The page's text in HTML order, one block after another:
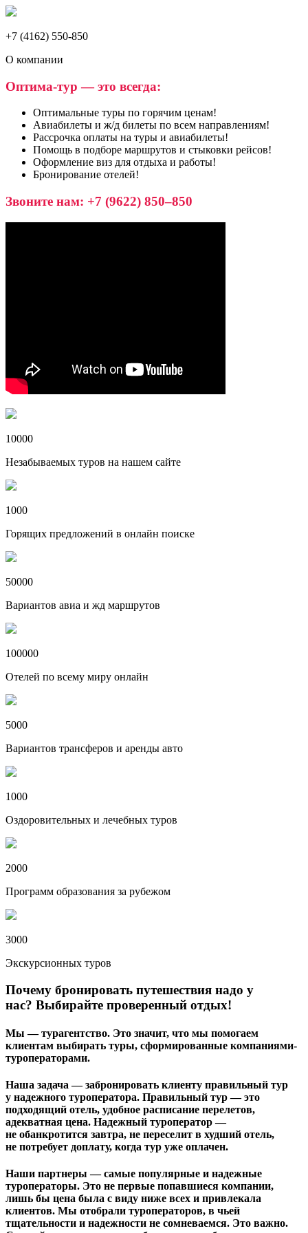
+7 (4162) 550-850
О компании
Оптима-тур — это всегда:
Оптимальные туры по горячим ценам!
Авиабилеты и ж/д билеты по всем направлениям!
Рассрочка оплаты на туры и авиабилеты!
Помощь в подборе маршрутов и стыковки рейсов!
Оформление виз для отдыха и работы!
Бронирование отелей!
Звоните нам: +7 (9622) 850–850
10000
Незабываемых туров на нашем сайте
1000
Горящих предложений в онлайн поиске
50000
Вариантов авиа и жд маршрутов
100000
Отелей по всему миру онлайн
5000
Вариантов трансферов и аренды авто
1000
Оздоровительных и лечебных туров
2000
Программ образования за рубежом
3000
Экскурсионных туров
Почему бронировать путешествия надо у
нас? Выбирайте проверенный отдых!
Мы — турагентство. Это значит, что мы помогаем
клиентам выбирать туры, сформированные компаниями-
туроператорами.
Наша задача — забронировать клиенту правильный тур
у надежного туроператора. Правильный тур — это
подходящий отель, удобное расписание перелетов,
адекватная цена. Надежный туроператор —
не обанкротится завтра, не переселит в худший отель,
не потребует доплату, когда тур уже оплачен.
Наши партнеры — самые популярные и надежные
туроператоры. Это не первые попавшиеся компании,
лишь бы цена была с виду ниже всех и привлекала
клиентов. Мы отобрали туроператоров, в чьей
тщательности и надежности не сомневаемся. Это важно.